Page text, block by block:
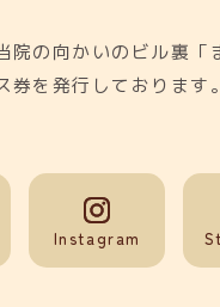
院の向かいのビル裏「
券を発行しております。
Instagram